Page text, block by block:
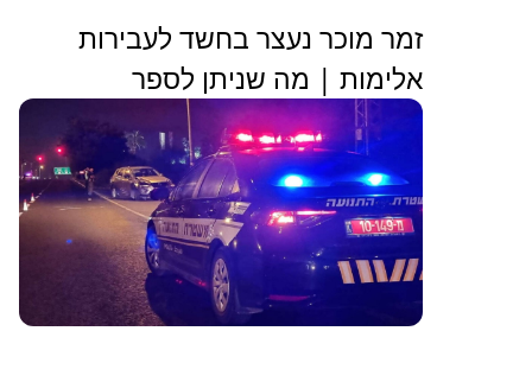
זמר מוכר נעצר בחשד לעבירות
אלימות | מה שניתן לספר